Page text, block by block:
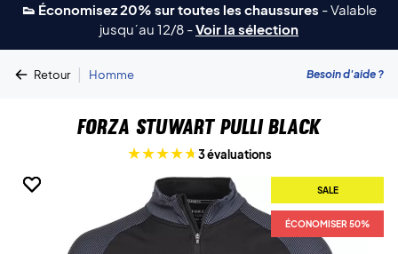
👟 Économisez 20% sur toutes les chaussures -Valable
jusqu´au 12/8 -Voir la sélection
Retour | Homme Besoin d'aide ?
Forza Stuwart Pulli Black
3 évaluations
SALE
ÉCONOMISER 50%
SALE
ÉCONOMISER 50%
SALE
ÉCONOMISER 50%